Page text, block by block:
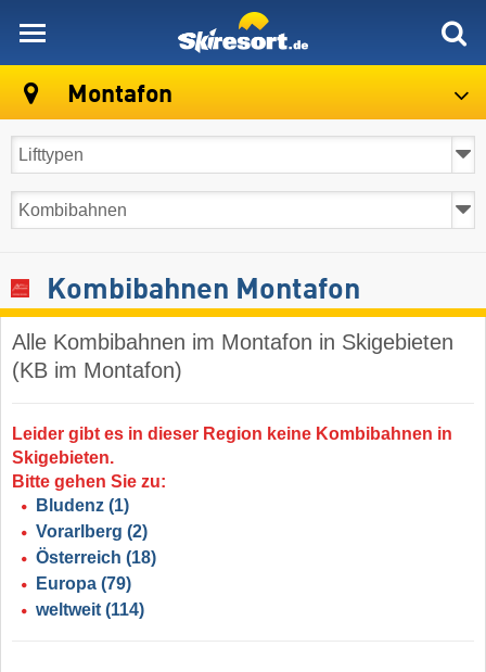
Montafon
Kombibahnen Montafon
Alle Kombibahnen im Montafon in Skigebieten
(KB im Montafon)
Leider gibt es in dieser Region keine Kombibahnen in
Skigebieten.
Bitte gehen Sie zu:
Bludenz (1)
Vorarlberg (2)
Österreich (18)
Europa (79)
weltweit (114)